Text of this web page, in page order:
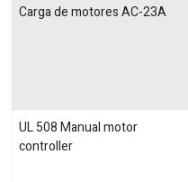
Carga de motores AC-23A
UL 508 Manual motor
controller